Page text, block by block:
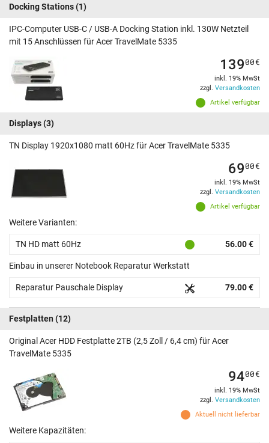
Docking Stations(1)
IPC-Computer USB-C / USB-A Docking Station inkl. 130W Netzteil
mit 15 Anschlüssen für Acer TravelMate 5335
Artikel verfügbar
13900€
inkl. 19% MwSt
zzgl. Versandkosten
Displays(3)
TN Display 1920x1080 matt 60Hz für Acer TravelMate 5335
Artikel verfügbar
6900€
inkl. 19% MwSt
zzgl. Versandkosten
Weitere Varianten:
TN HD matt 60Hz 56.00 €
Einbau in unserer Notebook Reparatur Werkstatt
Reparatur Pauschale Display 79.00 €
Festplatten (12)
Original Acer HDD Festplatte 2TB (2,5 Zoll / 6,4 cm) für Acer
TravelMate 5335
Aktuell nicht lieferbar
9400€
inkl. 19% MwSt
zzgl. Versandkosten
Weitere Kapazitäten: